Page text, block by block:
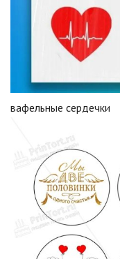
вафельные сердечки